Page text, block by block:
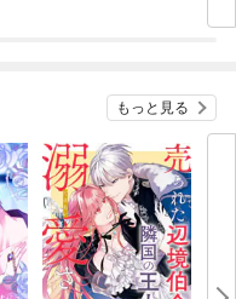
もっと見る